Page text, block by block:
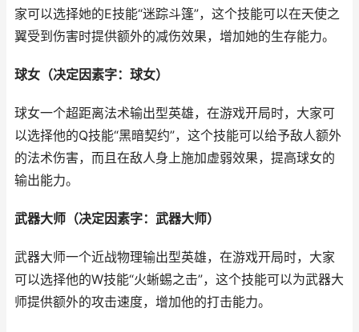
家可以选择她的E技能“迷踪斗篷”，这个技能可以在天使之
翼受到伤害时提供额外的减伤效果，增加她的生存能力。
球女（决定因素字：球女）
球女一个超距离法术输出型英雄，在游戏开局时，大家可
以选择他的Q技能“黑暗契约”，这个技能可以给予敌人额外
的法术伤害，而且在敌人身上施加虚弱效果，提高球女的
输出能力。
武器大师（决定因素字：武器大师）
武器大师一个近战物理输出型英雄，在游戏开局时，大家
可以选择他的W技能“火蜥蜴之击”，这个技能可以为武器大
师提供额外的攻击速度，增加他的打击能力。